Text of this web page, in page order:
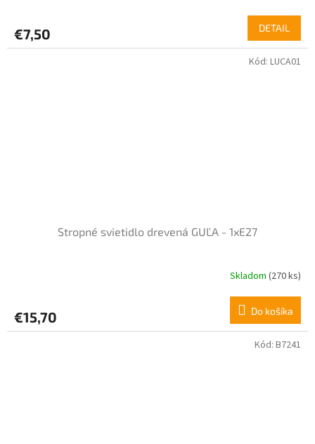
€7,50 DETAIL
Stropné svietidlo drevená GUĽA - 1xE27
Skladom (270 ks)
€15,70 Do košíka
Kód: LUCA01
Kód: B7241